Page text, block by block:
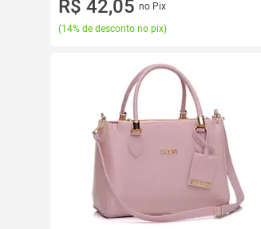
R$ 42,05 no Pix
(14% de desconto no pix)